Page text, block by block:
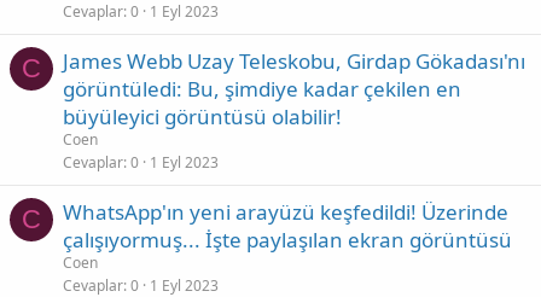
Cevaplar 0 1 Eyl 2023
C
James Webb Uzay Teleskobu, Girdap Gökadası'nı
görüntüledi: Bu, şimdiye kadar çekilen en
büyüleyici görüntüsü olabilir!
Coen
Cevaplar 0 1 Eyl 2023
C
WhatsApp'ın yeni arayüzü keşfedildi! Üzerinde
çalışıyormuş... İşte paylaşılan ekran görüntüsü
Coen
Cevaplar 0 1 Eyl 2023